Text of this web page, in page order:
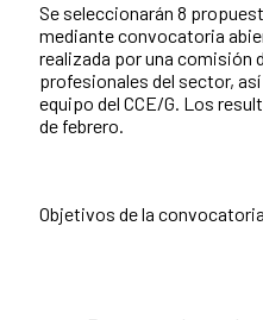
Se seleccionarán 8
mediante convocatoria
realizada por una comisión
profesionales del sector,
equipo del CCE/G. Los
de febrero.
Objetivos de la